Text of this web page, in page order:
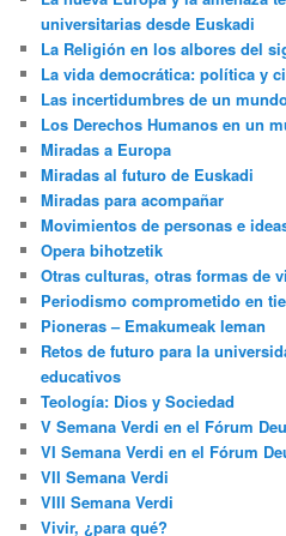
universitarias desde Euskadi
La Religión en los albores del
La vida democrática: política y
Las incertidumbres de un
Los Derechos Humanos en un
Miradas a Europa
Miradas al futuro de Euskadi
Miradas para acompañar
Movimientos de personas e
Opera bihotzetik
Otras culturas, otras formas de
Periodismo comprometido en
Pioneras – Emakumeak leman
Retos de futuro para la
educativos
Teología: Dios y Sociedad
V Semana Verdi en el Fórum
VI Semana Verdi en el Fórum
VII Semana Verdi
VIII Semana Verdi
Vivir, ¿para qué?